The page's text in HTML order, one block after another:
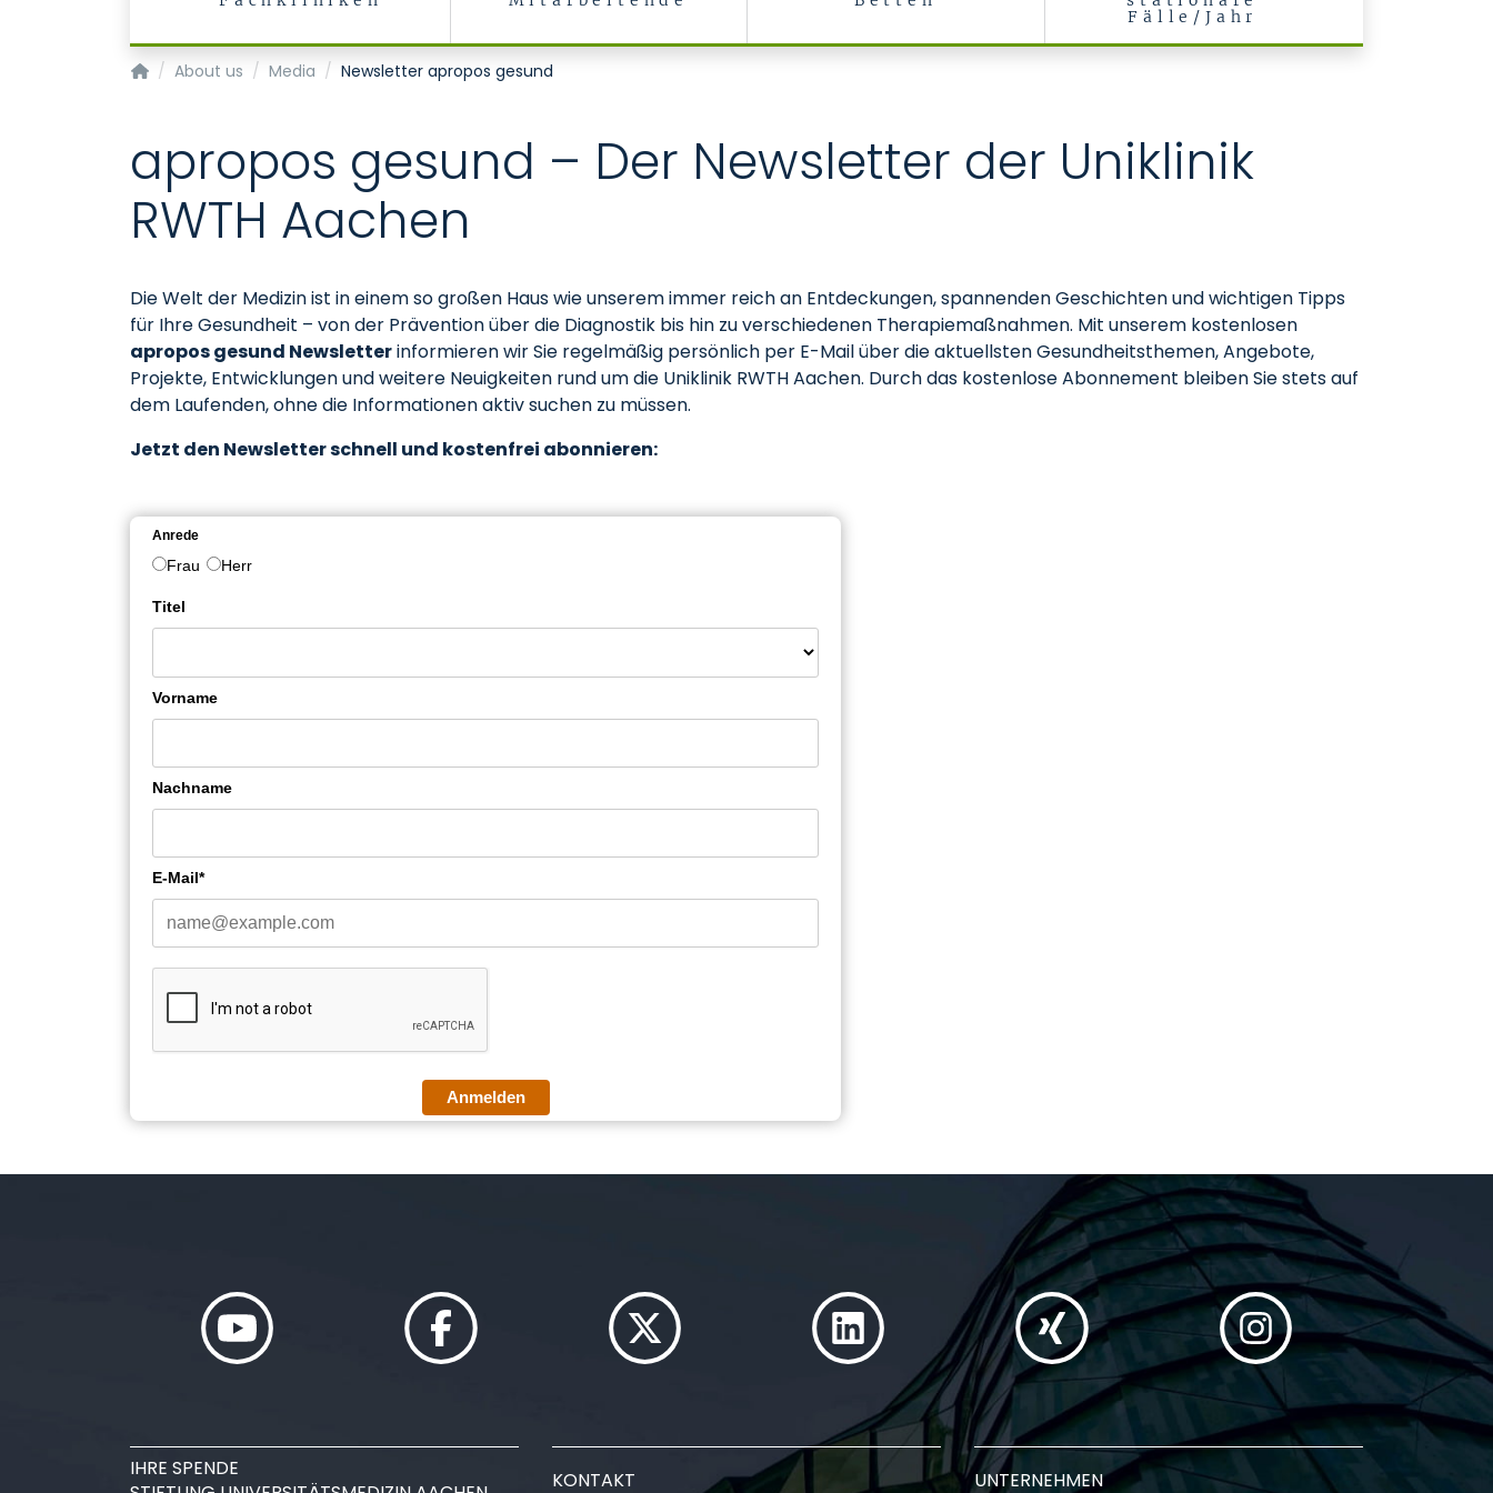
Fälle/Jahr
Homepage of Uniklinik RWTH Aachen
About us Media Newsletter apropos gesund
apropos gesund – Der Newsletter der Uniklinik
RWTH Aachen
Die Welt der Medizin ist in einem so großen Haus wie unserem immer reich an Entdeckungen, spannenden Geschichten und wichtigen Tipps
für Ihre Gesundheit – von der Prävention über die Diagnostik bis hin zu verschiedenen Therapiemaßnahmen. Mit unserem kostenlosen
apropos gesund Newsletterinformieren wir Sie regelmäßig persönlich per E-Mail über die aktuellsten Gesundheitsthemen, Angebote,
Projekte, Entwicklungen und weitere Neuigkeiten rund um die Uniklinik RWTH Aachen. Durch das kostenlose Abonnement bleiben Sie stets auf
dem Laufenden, ohne die Informationen aktiv suchen zu müssen.
Jetzt den Newsletter schnell und kostenfrei abonnieren:
Anrede
Frau Herr
Titel
Vorname
Nachname
E-Mail*
Anmelden
IHRE SPENDE
KONTAKT UNTERNEHMEN